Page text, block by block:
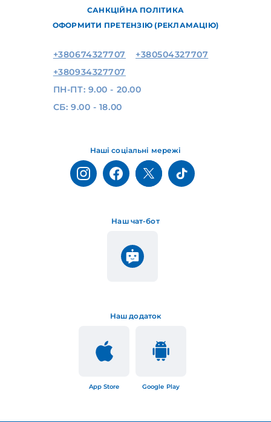
САНКЦІЙНА ПОЛІТИКА
ОФОРМИТИ ПРЕТЕНЗІЮ (РЕКЛАМАЦІЮ)
Наш додаток
App Store Google Play
Наш чат-бот
Наші соціальні мережі
+380674327707
+380504327707
+380934327707
ПН-ПТ: 9.00 - 20.00
СБ: 9.00 - 18.00